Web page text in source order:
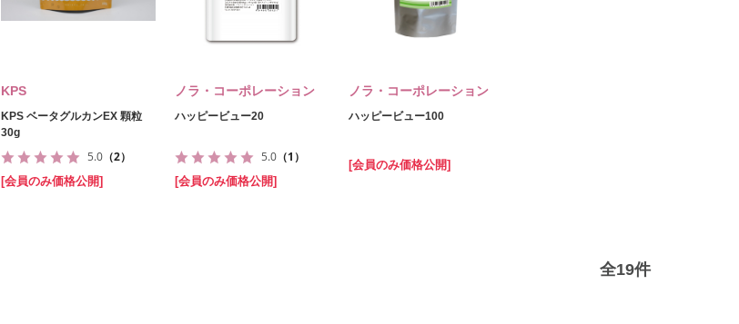
KPS
KPS ベータグルカンEX 顆粒
30g
5.0 （2）
[会員のみ価格公開]
ノラ・コーポレーション
ハッピービュー20
5.0 （1）
[会員のみ価格公開]
ノラ・コーポレーション
ハッピービュー100
[会員のみ価格公開]
全19件